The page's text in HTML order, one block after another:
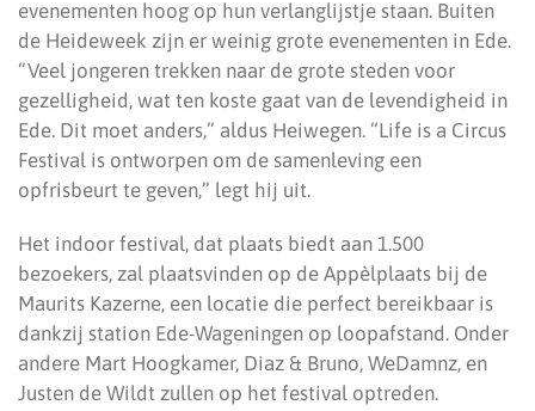
evenementen hoog op hun verlanglijstje staan. Buiten
de Heideweek zijn er weinig grote evenementen in Ede.
“Veel jongeren trekken naar de grote steden voor
gezelligheid, wat ten koste gaat van de levendigheid in
Ede. Dit moet anders,” aldus Heiwegen. “Life is a Circus
Festival is ontworpen om de samenleving een
opfrisbeurt te geven,” legt hij uit.
Het indoor festival, dat plaats biedt aan 1.500
bezoekers, zal plaatsvinden op de Appèlplaats bij de
Maurits Kazerne, een locatie die perfect bereikbaar is
dankzij station Ede-Wageningen op loopafstand. Onder
andere Mart Hoogkamer, Diaz & Bruno, WeDamnz, en
Justen de Wildt zullen op het festival optreden.